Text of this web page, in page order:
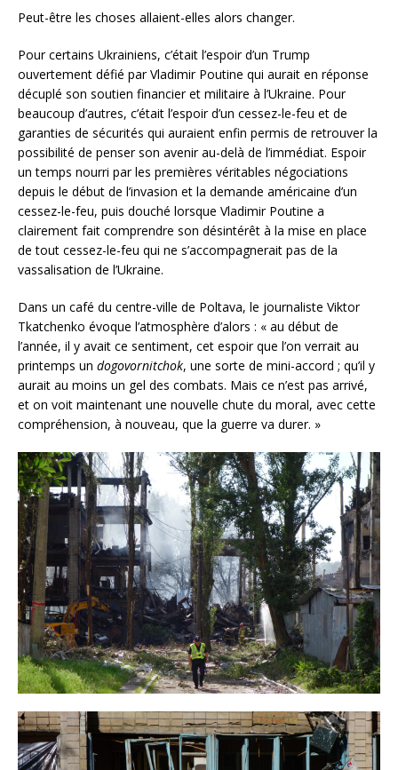
Peut-être les choses allaient-elles alors changer.
Pour certains Ukrainiens, c’était l’espoir d’un Trump
ouvertement défié par Vladimir Poutine qui aurait en réponse
décuplé son soutien financier et militaire à l’Ukraine. Pour
beaucoup d’autres, c’était l’espoir d’un cessez-le-feu et de
garanties de sécurités qui auraient enfin permis de retrouver la
possibilité de penser son avenir au-delà de l’immédiat. Espoir
un temps nourri par les premières véritables négociations
depuis le début de l’invasion et la demande américaine d’un
cessez-le-feu, puis douché lorsque Vladimir Poutine a
clairement fait comprendre son désintérêt à la mise en place
de tout cessez-le-feu qui ne s’accompagnerait pas de la
vassalisation de l’Ukraine.
Dans un café du centre-ville de Poltava, le journaliste Viktor
Tkatchenko évoque l’atmosphère d’alors : « au début de
l’année, il y avait ce sentiment, cet espoir que l’on verrait au
printemps un dogovornitchok, une sorte de mini-accord ; qu’il y
aurait au moins un gel des combats. Mais ce n’est pas arrivé,
et on voit maintenant une nouvelle chute du moral, avec cette
compréhension, à nouveau, que la guerre va durer. »